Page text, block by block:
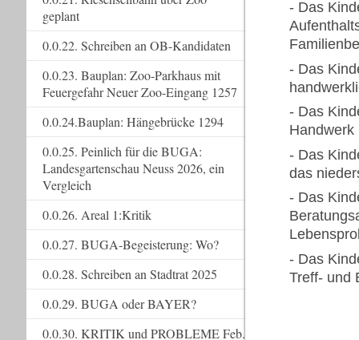
- Das
- Das
- Das
Handwerk
- Das
das
- Das
- Das
Treff- und
geplant
0.0.22. Schreiben an OB-Kandidaten
0.0.23. Bauplan: Zoo-Parkhaus mit
Feuergefahr Neuer Zoo-Eingang 1257
0.0.24.Bauplan: Hängebrücke 1294
0.0.25. Peinlich für die BUGA:
Landesgartenschau Neuss 2026, ein
Vergleich
0.0.26. Areal 1:Kritik
0.0.27. BUGA-Begeisterung: Wo?
0.0.28. Schreiben an Stadtrat 2025
0.0.29. BUGA oder BAYER?
0.0.30. KRITIK und PROBLEME Feb.